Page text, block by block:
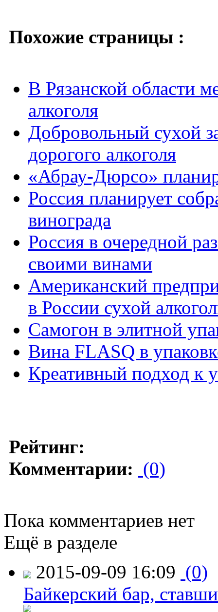
Похожие страницы :
В Рязанской области
алкоголя
Добровольный сухой
дорогого алкоголя
«Абрау-Дюрсо»
Россия планирует
винограда
Россия в очередной
своими винами
Американский
в России сухой
Самогон в элитной
Вина FLASQ в
Креативный подход к
Рейтинг:
Комментарии: (0)
Пока комментариев нет
Ещё в разделе
2015-09-09 16:09 (0)
Байкерский бар,